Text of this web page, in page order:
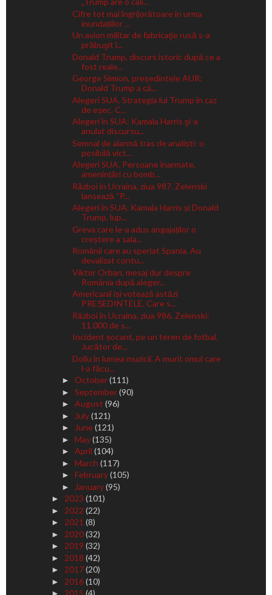
Cifre tot mai îngrijorătoare în urma
inundațiilor ...
Un avion militar de fabricaţie rusă s-a
prăbuşit î...
Donald Trump, discurs istoric după ce a
fost reale...
George Simion, președintele AUR:
Donald Trump a câ...
Alegeri SUA. Strategia lui Trump în caz
de eșec. C...
Alegeri în SUA: Kamala Harris şi-a
anulat discursu...
Semnal de alarmă tras de analiști: o
posibilă vict...
Alegeri SUA. Persoane înarmate,
amenințări cu bomb...
Război în Ucraina, ziua 987. Zelenski
lansează ''P...
Alegeri în SUA. Kamala Harris și Donald
Trump, lup...
Greva care le-a adus angajaților o
creștere a sala...
Românii care au speriat Spania. Au
devalizat contu...
Viktor Orban, mesaj dur despre
România după aleger...
Americanii își votează astăzi
PREȘEDINTELE. Care s...
Război în Ucraina, ziua 986. Zelenski:
11.000 de s...
Incident șocant, pe un teren de fotbal.
Jucător de...
Doliu în lumea muzicii. A murit omul care
l-a făcu...
► October(111)
► September(90)
► August (96)
► July(121)
► June(121)
► May(135)
► April (104)
► March (117)
► February(105)
► January(95)
► 2023 (101)
► 2022 (22)
► 2021 (8)
► 2020(32)
► 2019 (32)
► 2018 (42)
► 2017(20)
► 2016(10)